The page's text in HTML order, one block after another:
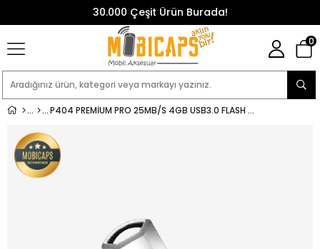
30.000 Çeşit Ürün Burada!
0
P404 PREMIUM PRO 25MB/S 4GB USB3.0 FLASH BELLEK